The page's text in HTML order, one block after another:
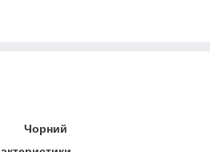
Чорний